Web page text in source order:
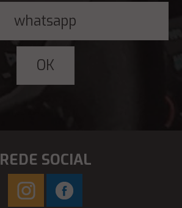
REDE SOCIAL